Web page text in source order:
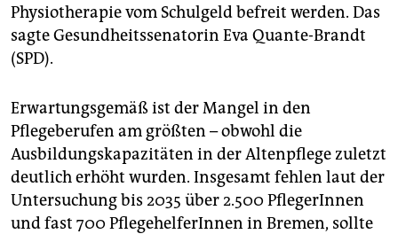
Physiotherapie vom Schulgeld befreit werden. Das
sagte Gesundheitssenatorin Eva Quante-Brandt
(SPD).
Erwartungsgemäß ist der Mangel in den
Pflegeberufen am größten – obwohl die
Ausbildungskapazitäten in der Altenpflege zuletzt
deutlich erhöht wurden. Insgesamt fehlen laut der
Untersuchung bis 2035 über 2.500 PflegerInnen
und fast 700 PflegehelferInnen in Bremen, sollte